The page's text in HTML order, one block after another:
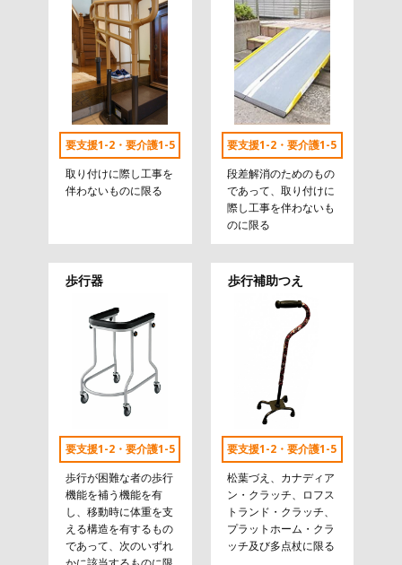
要支援1-2・要介護1-5
取り付けに際し工事を
伴わないものに限る
要支援1-2・要介護1-5
段差解消のためのもの
であって、取り付けに
際し工事を伴わないも
のに限る
歩行器
要支援1-2・要介護1-5
歩行が困難な者の歩行
機能を補う機能を有
し、移動時に体重を支
える構造を有するもの
であって、次のいずれ
歩行補助つえ
要支援1-2・要介護1-5
松葉づえ、カナディア
ン・クラッチ、ロフス
トランド・クラッチ、
プラットホーム・クラ
ッチ及び多点杖に限る